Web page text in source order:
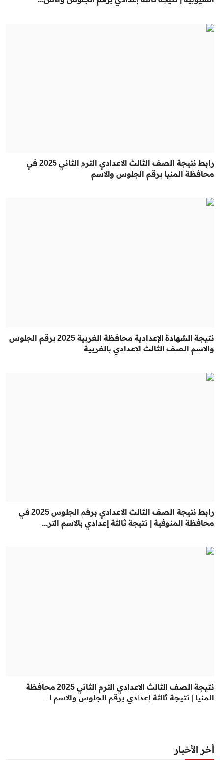
رابط نتيجة الصف الثالث الاعدادي الترم الثاني 2025 في
محافظة المنيا برقم الجلوس والاسم
نتيجة الشهادة الإعدادية محافظة الغربية 2025 برقم الجلوس
والاسم الصف الثالث الاعدادي بالغربية
رابط نتيجة الصف الثالث الاعدادي برقم الجلوس 2025 في
محافظة المنوفية | نتيجة ثالثة إعدادي بالاسم التر...
نتيجة الصف الثالث الاعدادي الترم الثاني 2025 محافظة
المنيا | نتيجة ثالثة إعدادي برقم الجلوس والاسم ا...
أخر الأخبار